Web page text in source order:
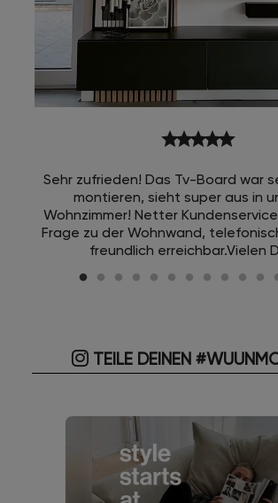
starstarstarstarstar
Sehr zufrieden! Das Tv-Board war
montieren, sieht super aus in
Wohnzimmer! Netter
Frage zu der Wohnwand,
freundlich erreichbar.Vielen
TEILE DEINEN